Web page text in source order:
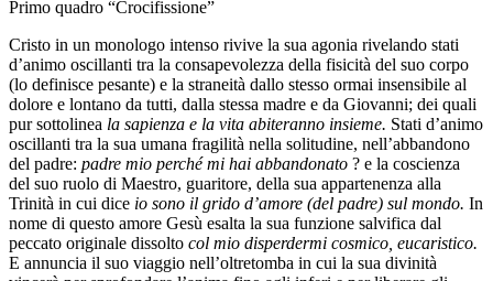
Primo quadro “Crocifissione”
Cristo in un monologo intenso rivive la sua agonia rivelando stati
d’animo oscillanti tra la consapevolezza della fisicità del suo corpo
(lo definisce pesante) e la straneità dallo stesso ormai insensibile al
dolore e lontano da tutti, dalla stessa madre e da Giovanni; dei quali
pur sottolinea la sapienza e la vita abiteranno insieme. Stati d’animo
oscillanti tra la sua umana fragilità nella solitudine, nell’abbandono
del padre: padre mio perché mi hai abbandonato ? e la coscienza
del suo ruolo di Maestro, guaritore, della sua appartenenza alla
Trinità in cui dice io sono il grido d’amore (del padre) sul mondo. In
nome di questo amore Gesù esalta la sua funzione salvifica dal
peccato originale dissolto col mio disperdermi cosmico, eucaristico.
E annuncia il suo viaggio nell’oltretomba in cui la sua divinità